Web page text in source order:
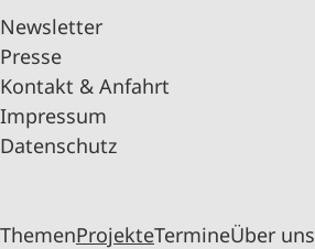
Newsletter
Presse
Kontakt & Anfahrt
Impressum
Datenschutz
ThemenProjekteTermineÜber uns